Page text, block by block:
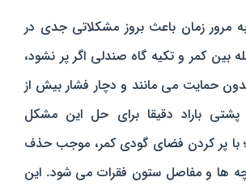
مرور زمان باعث بروز مشکلاتی جدی در
بین کمر و تکیه‌ گاه صندلی اگر پر نشود،
حمایت می‌ مانند و دچار فشار بیش از
باراد دقیقا برای حل این مشکل
پر کردن فضای گودی کمر، موجب حذف
ها و مفاصل ستون فقرات می‌ شود. این